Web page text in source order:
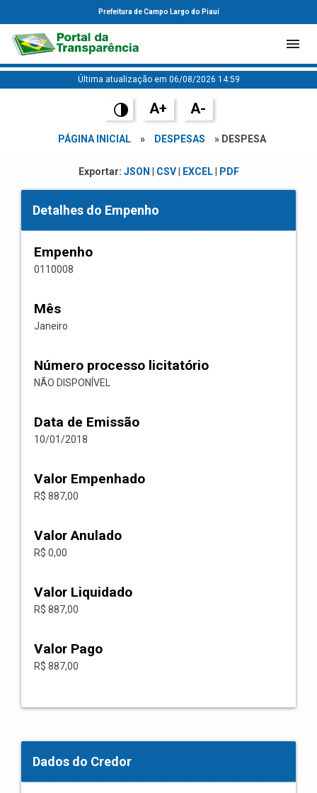
Prefeitura de Campo Largo do Piauí
Última atualização em 06/08/2026 14:59
A+ A-
PÁGINA INICIAL » DESPESAS » DESPESA
Exportar: JSON CSV| EXCEL| PDF
Detalhes do Empenho
Empenho
0110008
Mês
Janeiro
Número processo licitatório
NÃO DISPONÍVEL
Data de Emissão
10/01/2018
Valor Empenhado
R$ 887,00
Valor Anulado
R$ 0,00
Valor Liquidado
R$ 887,00
Valor Pago
R$ 887,00
Dados do Credor